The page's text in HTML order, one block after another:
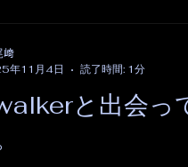
と出会っ
﨑
年11月4日
読了時間: 1分